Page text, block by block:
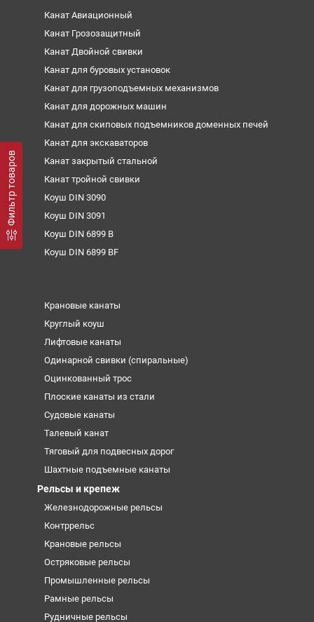
Фильтр товаров
Канат Авиационный
Канат Грозозащитный
Канат Двойной свивки
Канат для буровых установок
Канат для грузоподъемных механизмов
Канат для дорожных машин
Канат для скиповых подъемников доменных печей
Канат для экскаваторов
Канат закрытый стальной
Канат тройной свивки
Коуш DIN 3090
Коуш DIN 3091
Коуш DIN 6899 B
Коуш DIN 6899 BF
Крановые канаты
Круглый коуш
Лифтовые канаты
Одинарной свивки (спиральные)
Оцинкованный трос
Плоские канаты из стали
Судовые канаты
Талевый канат
Тяговый для подвесных дорог
Шахтные подъемные канаты
Рельсы и крепеж
Железнодорожные рельсы
Контррельс
Крановые рельсы
Остряковые рельсы
Промышленные рельсы
Рамные рельсы
Рудничные рельсы